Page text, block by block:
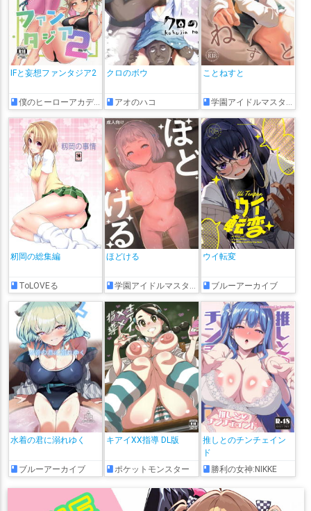
IFと妄想ファンタジア2
僕のヒーローアカデミア
クロのボウ
アオのハコ
ことねすと
学園アイドルマスター
籾岡の総集編
ToLOVEる
ほどける
学園アイドルマスター
ウイ転変
ブルーアーカイブ
水着の君に溺れゆく
ブルーアーカイブ
キアイXX指導 DL版
ポケットモンスター
推しとのチンチェイン
ド
勝利の女神:NIKKE